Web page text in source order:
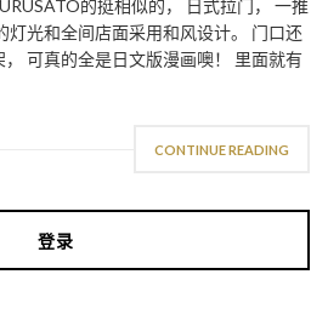
的挺相似的， 日式拉门， 一推
灯光和全间店面采用和风设计。 门口还
可真的全是日文版漫画噢！ 里面就有
CONTINUE READING
登录